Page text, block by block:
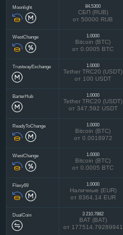
Moonlight 84.5300
СБП (RUB)
от 50000 RUB
WestChange 1.0000
Bitcoin (BTC)
от 0.0005 BTC
TrustwayExchange 1.0000
Tether TRC20 (USDT)
от 100 USDT
BarterHub 1.0000
Tether TRC20 (USDT)
от 347.592 USDT
ReadyToChange 1.0000
Bitcoin (BTC)
от 0.0018972
WestChange 1.0000
Bitcoin (BTC)
от 0.0005 BTC
Flexy69 1.0000
Наличные (EUR)
от 8364.14 EUR
DualCoin 3 210.7882
BAT (BAT)
от 177514.79289941